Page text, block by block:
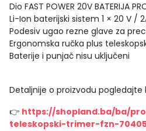
Dio FAST POWER 20V BATERIJA
Li-Ion baterijski sistem 1 × 20 V /
Podesiv ugao rezne glave za
Ergonomska ručka plus
Baterije i punjač nisu uključeni
Detaljnije o proizvodu pogledajte
👉 https://shopland.ba/ba/
teleskopski-trimer-fzn-